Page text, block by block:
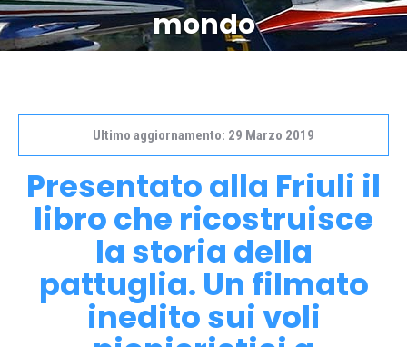
mondo
Ultimo aggiornamento: 29 Marzo 2019
Presentato alla Friuli il
libro che ricostruisce
la storia della
pattuglia. Un filmato
inedito sui voli